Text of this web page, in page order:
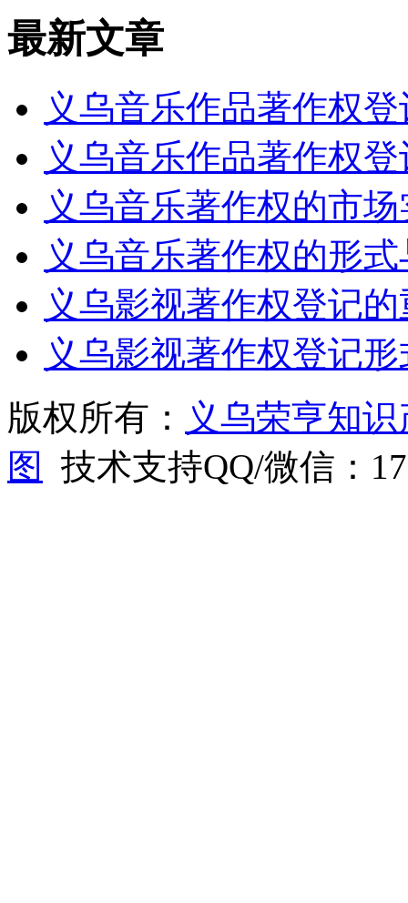
最新文章
义乌音乐作品著作权
义乌音乐作品著作权
义乌音乐著作权的市
义乌音乐著作权的形
义乌影视著作权登记
义乌影视著作权登记
版权所有： 义乌荣亨知
图
技术支持QQ/微信：